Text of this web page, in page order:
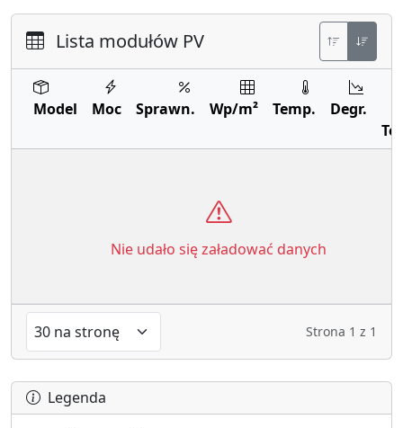
Lista modułów PV
Model Moc Sprawn. Wp/m² Temp.
Degr.
Nie udało się załadować danych
Strona 1 z 1
Legenda